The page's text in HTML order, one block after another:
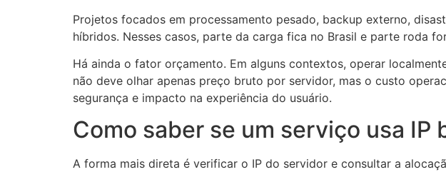
Projetos focados em processamento pesado, backup externo,
híbridos. Nesses casos, parte da carga fica no Brasil e parte roda
Há ainda o fator orçamento. Em alguns contextos, operar
não deve olhar apenas preço bruto por servidor, mas o custo
segurança e impacto na experiência do usuário.
Como saber se um serviço usa IP
A forma mais direta é verificar o IP do servidor e consultar a